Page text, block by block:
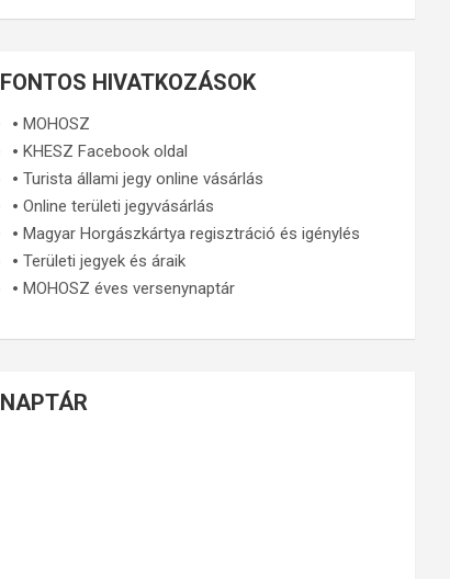
FONTOS HIVATKOZÁSOK
🞄MOHOSZ
🞄KHESZ Facebook oldal
🞄Turista állami jegy online vásárlás
🞄Online területi jegyvásárlás
🞄Magyar Horgászkártya regisztráció és igénylés
🞄Területi jegyek és áraik
🞄MOHOSZ éves versenynaptár
NAPTÁR